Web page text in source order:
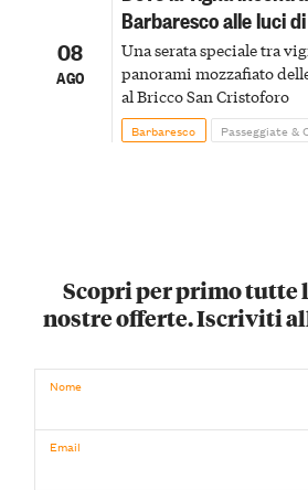
08
AGO
Barbaresco alle luci
Una serata speciale tra
panorami mozzafiato
al Bricco San Cristoforo
Barbaresco Passeggiate &
Scopri per primo tutte
nostre offerte. Iscriviti
Nome
Email